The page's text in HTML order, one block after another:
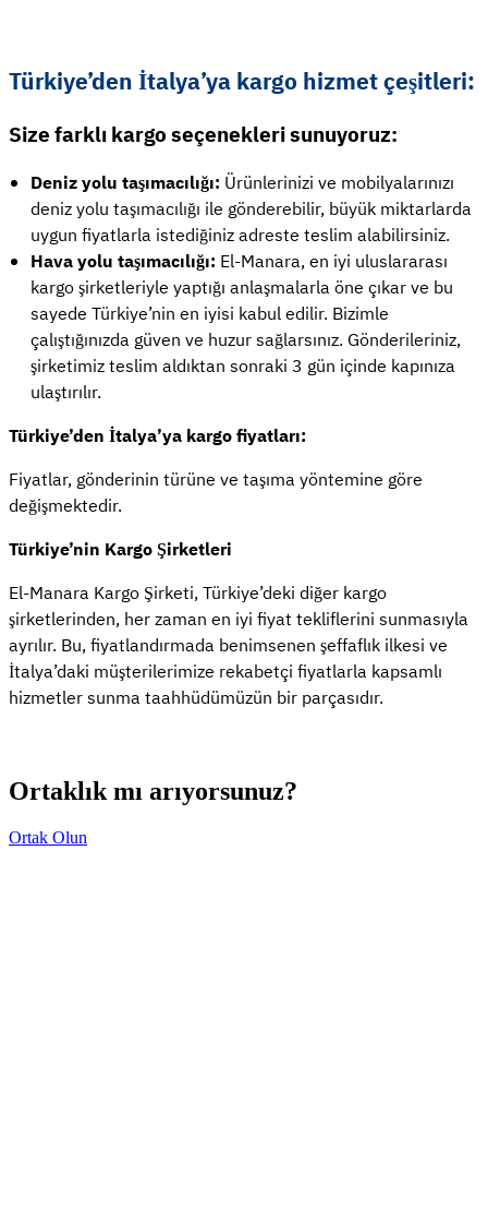
Türkiye’den İtalya’ya kargo hizmet çeşitleri:
Size farklı kargo seçenekleri sunuyoruz:
Deniz yolu taşımacılığı: Ürünlerinizi ve mobilyalarınızı
deniz yolu taşımacılığı ile gönderebilir, büyük miktarlarda
uygun fiyatlarla istediğiniz adreste teslim alabilirsiniz.
Hava yolu taşımacılığı: El-Manara, en iyi uluslararası
kargo şirketleriyle yaptığı anlaşmalarla öne çıkar ve bu
sayede Türkiye’nin en iyisi kabul edilir. Bizimle
çalıştığınızda güven ve huzur sağlarsınız. Gönderileriniz,
şirketimiz teslim aldıktan sonraki 3 gün içinde kapınıza
ulaştırılır.
Türkiye’den İtalya’ya kargo fiyatları:
Fiyatlar, gönderinin türüne ve taşıma yöntemine göre
değişmektedir.
Türkiye’nin Kargo Şirketleri
El-Manara Kargo Şirketi, Türkiye’deki diğer kargo
şirketlerinden, her zaman en iyi fiyat tekliflerini sunmasıyla
ayrılır. Bu, fiyatlandırmada benimsenen şeffaflık ilkesi ve
İtalya’daki müşterilerimize rekabetçi fiyatlarla kapsamlı
hizmetler sunma taahhüdümüzün bir parçasıdır.
Ortaklık mı arıyorsunuz?
Ortak Olun